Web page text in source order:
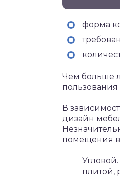
форма
Чем больше
В
дизайн
помещения
плитой,